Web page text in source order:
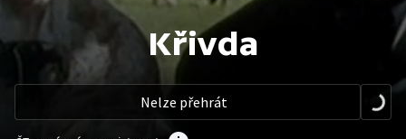
Křivda
Nelze přehrát